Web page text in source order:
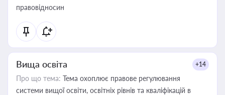
правовідносин
Вища освіта +14
Про що тема: Тема охоплює правове регулювання
системи вищої освіти, освітніх рівнів та кваліфікацій в